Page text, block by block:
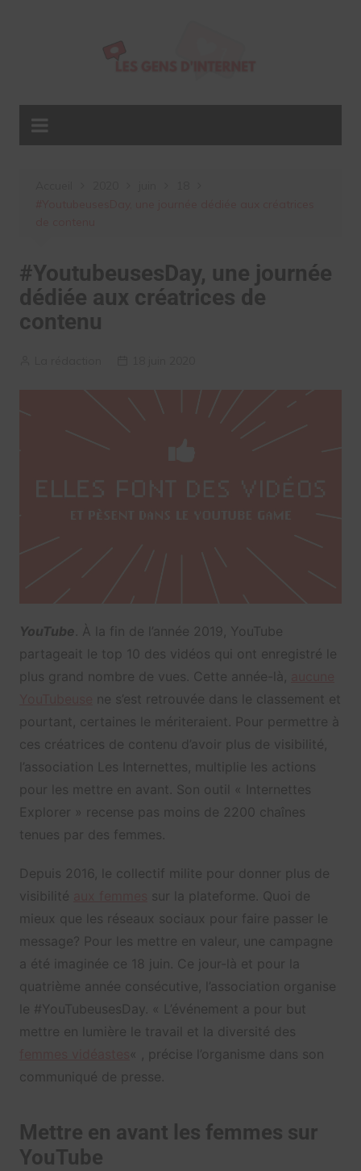
#YoutubeusesDay, une journée
dédiée aux créatrices de
contenu
YouTube . À la fin de l’année 2019, YouTube
partageait le top 10 des vidéos qui ont enregistré le
plus grand nombre de vues. Cette année-là,
ne s’est retrouvée dans le classement et
pourtant, certaines le mériteraient. Pour permettre à
ces créatrices de contenu d’avoir plus de visibilité,
l’association Les Internettes, multiplie les actions
pour les mettre en avant. Son outil « Internettes
Explorer » recense pas moins de 2200 chaînes
tenues par des femmes.
Depuis 2016, le collectif milite pour donner plus de
visibilité
sur la plateforme. Quoi de
mieux que les réseaux sociaux pour faire passer le
message? Pour les mettre en valeur, une campagne
a été imaginée ce 18 juin. Ce jour-là et pour la
quatrième année consécutive, l’association organise
le #YouTubeusesDay. « L’événement a pour but
mettre en lumière le travail et la diversité des
« , précise l’organisme dans son
communiqué de presse.
Mettre en avant les femmes sur
YouTube